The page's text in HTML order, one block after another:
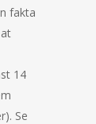
fakta
14
Se